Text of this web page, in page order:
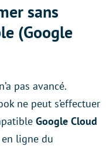
sans
(Google
pas avancé.
ne peut s’effectuer
Google Cloud
en ligne du